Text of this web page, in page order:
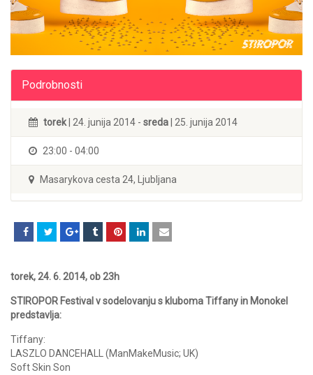
Podrobnosti
torek| 24. junija 2014 - sreda | 25. junija 2014
23:00 - 04:00
Masarykova cesta 24, Ljubljana
torek, 24. 6. 2014, ob 23h
STIROPOR Festival v sodelovanju s kluboma Tiffany in Monokel
predstavlja:
Tiffany:
LASZLO DANCEHALL (ManMakeMusic; UK)
Soft Skin Son